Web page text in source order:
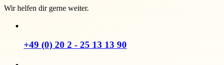
Wir helfen dir gerne weiter.
+49 (0) 20 2 - 25 13 13 90